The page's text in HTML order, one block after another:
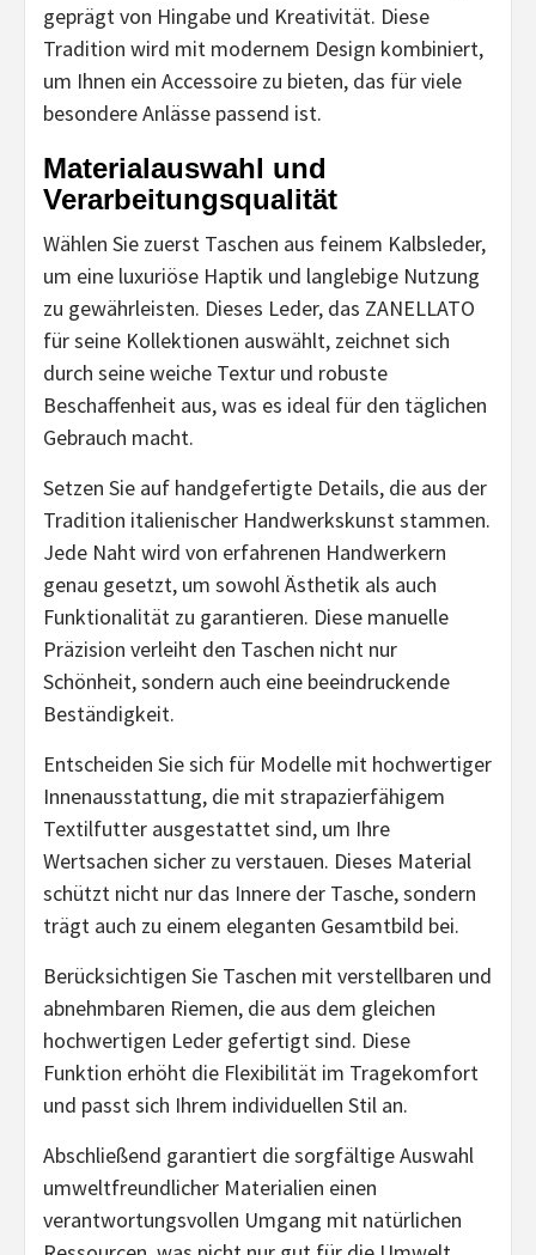
geprägt von Hingabe und Kreativität. Diese
Tradition wird mit modernem Design kombiniert,
um Ihnen ein Accessoire zu bieten, das für viele
besondere Anlässe passend ist.
Materialauswahl und
Verarbeitungsqualität
Wählen Sie zuerst Taschen aus feinem Kalbsleder,
um eine luxuriöse Haptik und langlebige Nutzung
zu gewährleisten. Dieses Leder, das ZANELLATO
für seine Kollektionen auswählt, zeichnet sich
durch seine weiche Textur und robuste
Beschaffenheit aus, was es ideal für den täglichen
Gebrauch macht.
Setzen Sie auf handgefertigte Details, die aus der
Tradition italienischer Handwerkskunst stammen.
Jede Naht wird von erfahrenen Handwerkern
genau gesetzt, um sowohl Ästhetik als auch
Funktionalität zu garantieren. Diese manuelle
Präzision verleiht den Taschen nicht nur
Schönheit, sondern auch eine beeindruckende
Beständigkeit.
Entscheiden Sie sich für Modelle mit hochwertiger
Innenausstattung, die mit strapazierfähigem
Textilfutter ausgestattet sind, um Ihre
Wertsachen sicher zu verstauen. Dieses Material
schützt nicht nur das Innere der Tasche, sondern
trägt auch zu einem eleganten Gesamtbild bei.
Berücksichtigen Sie Taschen mit verstellbaren und
abnehmbaren Riemen, die aus dem gleichen
hochwertigen Leder gefertigt sind. Diese
Funktion erhöht die Flexibilität im Tragekomfort
und passt sich Ihrem individuellen Stil an.
Abschließend garantiert die sorgfältige Auswahl
umweltfreundlicher Materialien einen
verantwortungsvollen Umgang mit natürlichen